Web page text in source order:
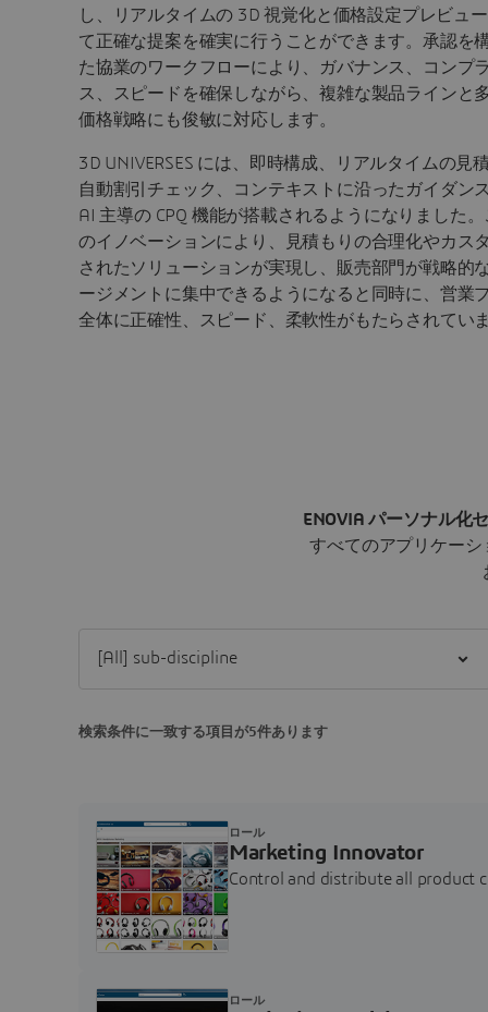
し、リアルタイムの 3D 視覚化と価格設定プレビュ
て正確な提案を確実に行うことができます。承認を
た協業のワークフローにより、ガバナンス、コンプ
ス、スピードを確保しながら、複雑な製品ラインと
価格戦略にも俊敏に対応します。
3D UNIVERSES には、即時構成、リアルタイムの見
自動割引チェック、コンテキストに沿ったガイダン
AI 主導の CPQ 機能が搭載されるようになりました
のイノベーションにより、見積もりの合理化やカス
されたソリューションが実現し、販売部門が戦略的
ージメントに集中できるようになると同時に、営業
全体に正確性、スピード、柔軟性がもたらされてい
ENOVIA パーソナル化
すべてのアプリケー
検索条件に一致する項目が5件あります
Marketing Innovator
Control and distribute all product
ロール
ロール